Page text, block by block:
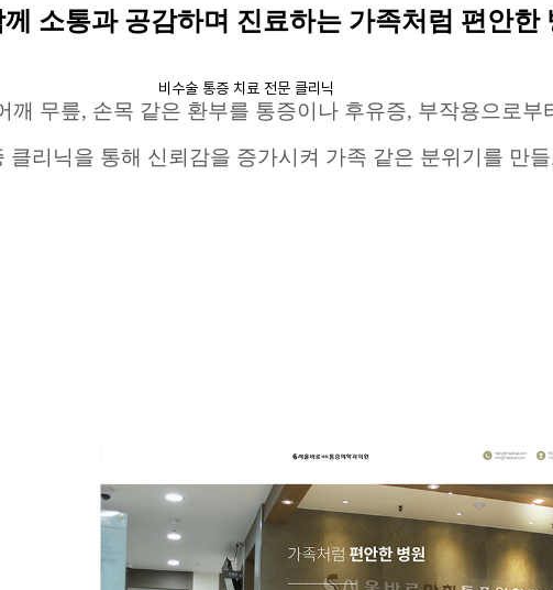
소통과 공감하며 진료하는 가족처럼 편안한
비수술 통증 치료 전문 클리닉
깨 무릎, 손목 같은 환부를 통증이나 후유증, 부작용으로부
클리닉을 통해 신뢰감을 증가시켜 가족 같은 분위기를 만